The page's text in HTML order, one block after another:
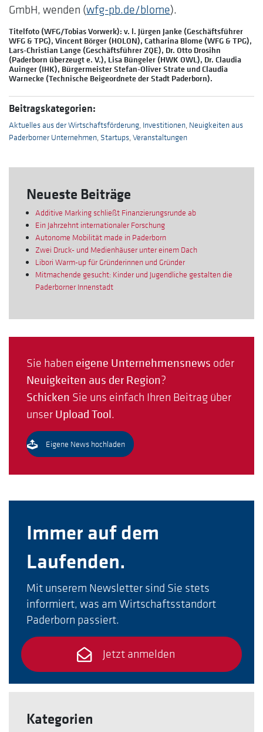
GmbH, wenden (wfg-pb.de/blome).
Titelfoto (WFG/Tobias Vorwerk): v. l. Jürgen Janke (Geschäftsführer
WFG & TPG), Vincent Börger (HOLON), Catharina Blome (WFG & TPG),
Lars-Christian Lange (Geschäftsführer ZQE), Dr. Otto Drosihn
(Paderborn überzeugt e. V.), Lisa Büngeler (HWK OWL), Dr. Claudia
Auinger (IHK), Bürgermeister Stefan-Oliver Strate und Claudia
Warnecke (Technische Beigeordnete der Stadt Paderborn).
Beitragskategorien:
Aktuelles aus der Wirtschaftsförderung, Investitionen, Neuigkeiten aus
Paderborner Unternehmen, Startups,Veranstaltungen
Neueste Beiträge
Additive Marking schließt Finanzierungsrunde ab
Ein Jahrzehnt internationaler Forschung
Autonome Mobilität made in Paderborn
Zwei Druck- und Medienhäuser unter einem Dach
Libori Warm-up für Gründerinnen und Gründer
Mitmachende gesucht: Kinder und Jugendliche gestalten die
Paderborner Innenstadt
Sie haben eigene Unternehmensnews oder
Neuigkeiten aus der Region?
Schicken Sie uns einfach Ihren Beitrag über
unser Upload Tool.
Eigene News hochladen
Immer auf dem
Laufenden.
Mit unserem Newsletter sind Sie stets
informiert, was am Wirtschaftsstandort
Paderborn passiert.
Jetzt anmelden
Kategorien